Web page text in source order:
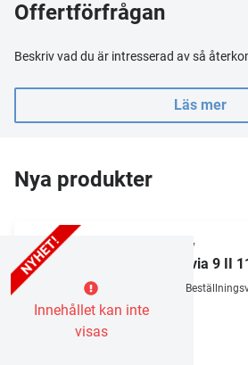
Offertförfrågan
Beskriv vad du är intresserad av så
Läs mer
Nya produkter
Innehållet kan inte
visas
Sony
Bravia 9 II